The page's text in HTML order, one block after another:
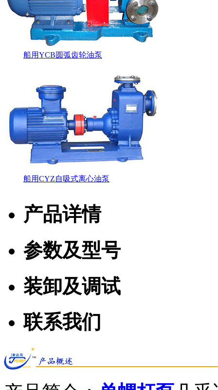
船用YCB圆弧齿轮油泵
船用CYZ自吸式离心油泵
产品详情
参数及型号
装卸及调试
联系我们